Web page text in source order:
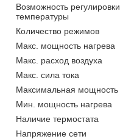
Возможность регулировки
температуры
Количество режимов
Макс. мощность нагрева
Макс. расход воздуха
Макс. сила тока
Максимальная мощность
Мин. мощность нагрева
Наличие термостата
Напряжение сети